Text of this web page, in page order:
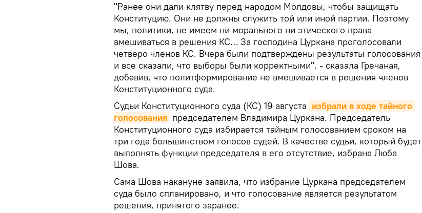
"Ранее они дали клятву перед народом Молдовы, чтобы защищать
Конституцию. Они не должны служить той или иной партии. Поэтому
мы, политики, не имеем ни морального ни этического права
вмешиваться в решения КС… За господина Цуркана проголосовали
четверо членов КС. Вчера были подтверждены результаты голосования
и все сказали, что выборы были корректными", - сказала Гречаная,
добавив, что политформирование не вмешивается в решения членов
Конституционного суда.
Судьи Конституционного суда (КС) 19 августа избрали в ходе тайного
голосования председателем Владимира Цуркана. Председатель
Конституционного суда избирается тайным голосованием сроком на
три года большинством голосов судей. В качестве судьи, который будет
выполнять функции председателя в его отсутствие, избрана Люба
Шова.
Сама Шова накануне заявила, что избрание Цуркана председателем
суда было спланировано, и что голосование является результатом
решения, принятого заранее.